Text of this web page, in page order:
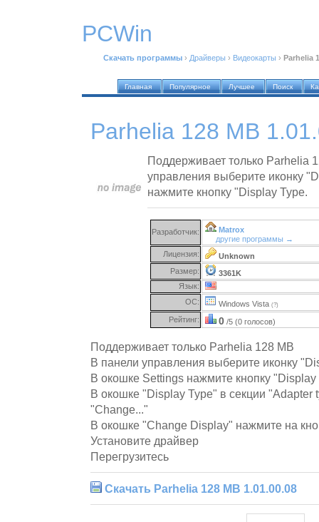
PCWin
Скачать программы › Драйверы › Видеокарты › Parhelia
Главная Популярное Лучшее Поиск
Parhelia 128 MB
Поддерживает только Parhelia
управления выберите иконку
нажмите кнопку "Display Type.
Разработчик:
Matrox
другие программы →
Лицензия:
Unknown
Размер:
3361K
Язык:
ОС:
Windows Vista (?)
Рейтинг: 0 /5 (0 голосов)
Поддерживает только Parhelia 128 MB
В панели управления выберите иконку
В окошке Settings нажмите кнопку "Display
В окошке "Display Type" в секции "Adapter
"Change..."
В окошке "Change Display" нажмите на
Установите драйвер
Перегрузитесь
Скачать Parhelia 128 MB 1.01.00.08